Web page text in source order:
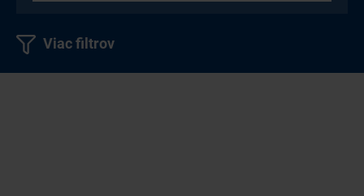
Viac filtrov